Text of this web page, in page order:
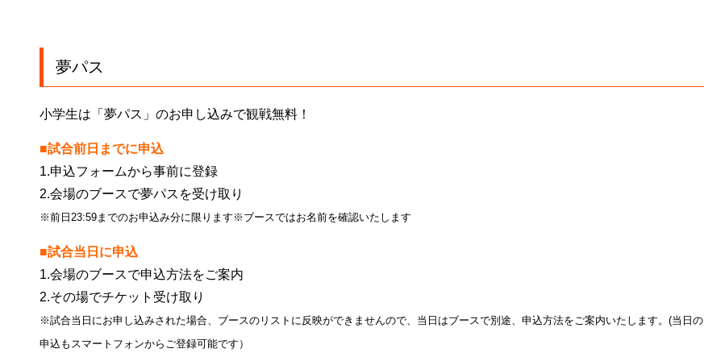
夢パス
小学生は「夢パス」のお申し込みで観戦無料！
■試合前日までに申込
1.申込フォームから事前に登録
2.会場のブースで夢パスを受け取り
※前日23:59までのお申込み分に限ります※ブースではお名前を確認いたします
■試合当日に申込
1.会場のブースで申込方法をご案内
2.その場でチケット受け取り
※試合当日にお申し込みされた場合、ブースのリストに反映ができませんので、当日はブースで別途、申込方法をご案内いたします。(当日の
申込もスマートフォンからご登録可能です）